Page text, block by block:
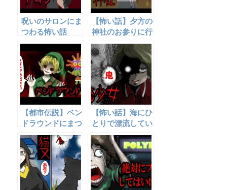
呪いのサロンにま
つわる怖い話
【怖い話】夕方の
神社のお参りに行
ってはいけな
い・・・
【都市伝説】ベン
ドラウンドにまつ
わる怖い話
【怖い話】海にひ
とりで漂流してい
た少女。50年後
に語られた事件の
真実